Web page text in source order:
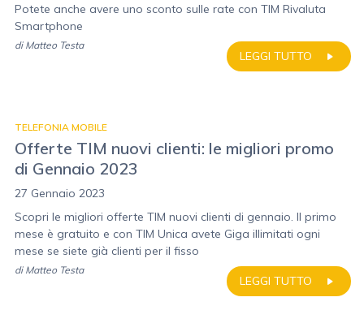
Potete anche avere uno sconto sulle rate con TIM Rivaluta
Smartphone
LEGGI TUTTO
di Matteo Testa
TELEFONIA MOBILE
Offerte TIM nuovi clienti: le migliori promo
di Gennaio 2023
27 Gennaio 2023
Scopri le migliori offerte TIM nuovi clienti di gennaio. Il primo
mese è gratuito e con TIM Unica avete Giga illimitati ogni
mese se siete già clienti per il fisso
LEGGI TUTTO
di Matteo Testa